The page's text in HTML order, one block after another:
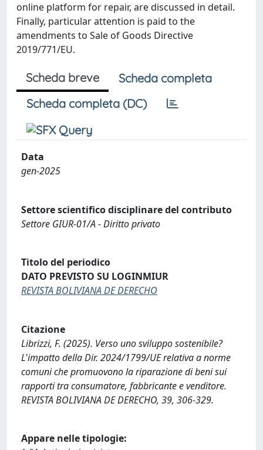
online platform for repair, are discussed in detail.
Finally, particular attention is paid to the
amendments to Sale of Goods Directive
2019/771/EU.
Scheda breve
Scheda completa
Scheda completa (DC)
Data
gen-2025
Settore scientifico disciplinare del contributo
Settore GIUR-01/A - Diritto privato
Titolo del periodico
DATO PREVISTO SU LOGINMIUR
REVISTA BOLIVIANA DE DERECHO
Citazione
Librizzi, F. (2025). Verso uno sviluppo sostenibile?
L'impatto della Dir. 2024/1799/UE relativa a norme
comuni che promuovono la riparazione di beni sui
rapporti tra consumatore, fabbricante e venditore.
REVISTA BOLIVIANA DE DERECHO, 39, 306-329.
Appare nelle tipologie: